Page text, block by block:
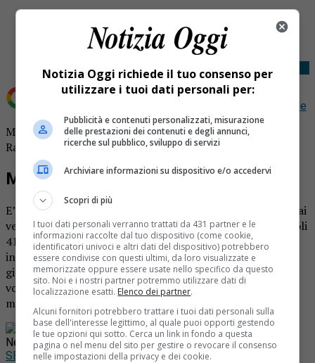
Share
Fonte preferita su Google
Morto assessore a Vercelli: città in lutto per Andrea
Raineri.
Morto assessore vercellese
E’ una notizia drammatica quella arrivata questa mattina ai
vercellesi. La riportaNotizia Oggi Vercelli. Si è spento a soli
41 anni Andrea Raineri, assessore alle politiche sociali che
in passato si era occupato anche di istruzione e politiche
giovanili. Raineri era noto anche per il suo impegno nel
volontariato. A causare il decesso, probabilmente, un
malore improvviso.
Rimani aggiornato seguendoci su Google
News!
SEGUICI
Notizia Oggi richiede il tuo consenso per
utilizzare i tuoi dati personali per:
Pubblicità e contenuti personalizzati, misurazione
delle prestazioni dei contenuti e degli annunci,
ricerche sul pubblico, sviluppo di servizi
Archiviare informazioni su dispositivo e/o accedervi
Scopri di più
I tuoi dati personali verranno trattati da 431 partner e le
informazioni raccolte dal tuo dispositivo (come cookie,
identificatori univoci e altri dati del dispositivo) potrebbero
essere condivise con questi ultimi, da loro visualizzate e
memorizzate oppure essere usate nello specifico da questo
sito. Noi e i nostri partner potremmo utilizzare dati di
localizzazione esatti. Elenco dei partner.
Alcuni fornitori potrebbero trattare i tuoi dati personali sulla
base dell'interesse legittimo, al quale puoi opporti gestendo
le tue opzioni qui sotto. Cerca un link in fondo a questa
pagina o nel menu del sito per gestire o revocare il consenso
nelle impostazioni della privacy e dei cookie.